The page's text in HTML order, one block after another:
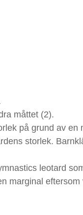
måttet (2).
på grund av en
storlek.
leotard
marginal